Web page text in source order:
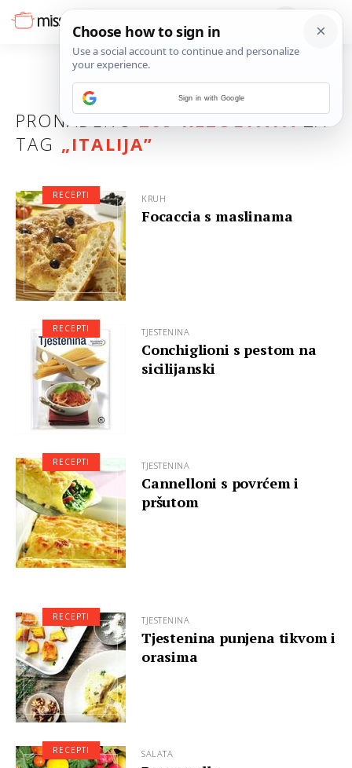
PRONAĐENO209 REZULTATAZA
TAG „ITALIJA”
KRUH
Focaccia s maslinama
RECEPTI
TJESTENINA
Conchiglioni s pestom na
sicilijanski
RECEPTI
TJESTENINA
Cannelloni s povrćem i
pršutom
RECEPTI
TJESTENINA
Tjestenina punjena tikvom i
orasima
RECEPTI
SALATA
RECEPTI
Sign in with Google